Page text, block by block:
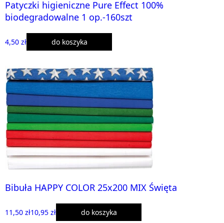
Patyczki higieniczne Pure Effect 100%
biodegradowalne 1 op.-160szt
4,50 zł do koszyka
Bibuła HAPPY COLOR 25x200 MIX Święta
11,50 zł10,95 zł do koszyka